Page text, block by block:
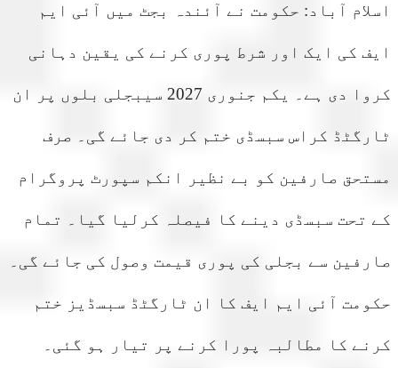
آباد: حکومت نے آئندہ بجٹ میں آئی ایم
کی ایک اور شرط پوری کرنے کی یقین دہانی
کروا دی ہے۔ یکم جنوری 2027 سیبجلی بلوں پر ان
کراس سبسڈی ختم کر دی جائے گی۔ صرف
صارفین کو بے نظیر انکم سپورٹ پروگرام
تحت سبسڈی دینے کا فیصلہ کرلیا گیا۔ تمام
سے بجلی کی پوری قیمت وصول کی جائے گی۔
آئی ایم ایف کا ان ٹارگٹڈ سبسڈیز ختم
کا مطالبہ پورا کرنے پر تیار ہو گئی۔